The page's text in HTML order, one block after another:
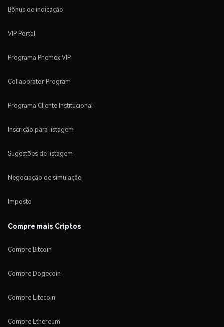
Bônus de indicação
VIP Portal
Programa Phemex VIP
Collaborator Program
Programa Cliente Institucional
Inscrição para listagem
Sugestões de listagem
Negociação de simulação
Imposto
Compre mais Criptos
Compre Bitcoin
Compre Dogecoin
Compre Litecoin
Compre Ethereum